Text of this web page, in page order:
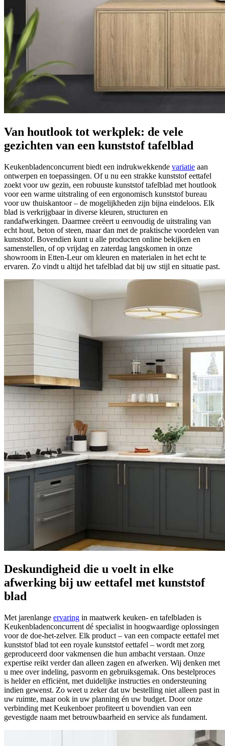
Van houtlook tot werkplek: de vele
gezichten van een kunststof tafelblad
Keukenbladenconcurrent biedt een indrukwekkende variatie aan
ontwerpen en toepassingen. Of u nu een strakke kunststof eettafel
zoekt voor uw gezin, een robuuste kunststof tafelblad met houtlook
voor een warme uitstraling of een ergonomisch kunststof bureau
voor uw thuiskantoor – de mogelijkheden zijn bijna eindeloos. Elk
blad is verkrijgbaar in diverse kleuren, structuren en
randafwerkingen. Daarmee creëert u eenvoudig de uitstraling van
echt hout, beton of steen, maar dan met de praktische voordelen van
kunststof. Bovendien kunt u alle producten online bekijken en
samenstellen, of op vrijdag en zaterdag langskomen in onze
showroom in Etten-Leur om kleuren en materialen in het echt te
ervaren. Zo vindt u altijd het tafelblad dat bij uw stijl en situatie past.
Deskundigheid die u voelt in elke
afwerking bij uw eettafel met kunststof
blad
Met jarenlange ervaring in maatwerk keuken- en tafelbladen is
Keukenbladenconcurrent dé specialist in hoogwaardige oplossingen
voor de doe-het-zelver. Elk product – van een compacte eettafel met
kunststof blad tot een royale kunststof eettafel – wordt met zorg
geproduceerd door vakmensen die hun ambacht verstaan. Onze
expertise reikt verder dan alleen zagen en afwerken. Wij denken met
u mee over indeling, pasvorm en gebruiksgemak. Ons bestelproces
is helder en efficiënt, met duidelijke instructies en ondersteuning
indien gewenst. Zo weet u zeker dat uw bestelling niet alleen past in
uw ruimte, maar ook in uw planning én uw budget. Door onze
verbinding met Keukenboer profiteert u bovendien van een
gevestigde naam met betrouwbaarheid en service als fundament.